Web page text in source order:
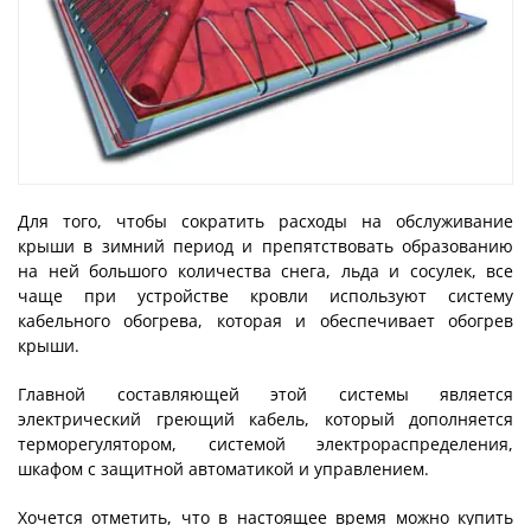
Для того, чтобы сократить расходы на обслуживание
крыши в зимний период и препятствовать образованию
на ней большого количества снега, льда и сосулек, все
чаще при устройстве кровли используют систему
кабельного обогрева, которая и обеспечивает обогрев
крыши.
Главной составляющей этой системы является
электрический греющий кабель, который дополняется
терморегулятором, системой электрораспределения,
шкафом с защитной автоматикой и управлением.
Хочется отметить, что в настоящее время можно купить